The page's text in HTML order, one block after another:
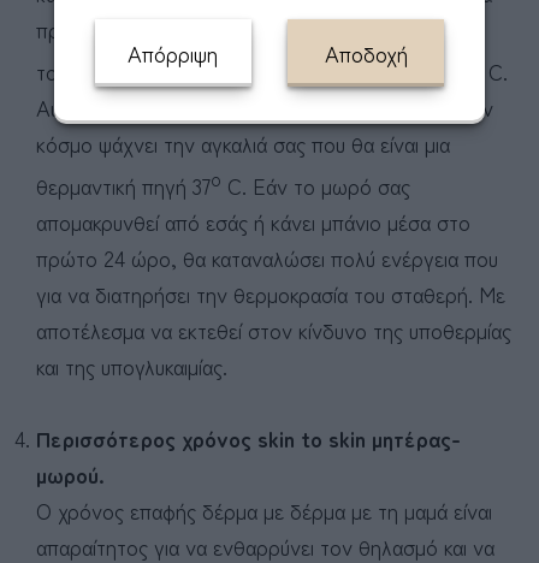
Απόρριψη Αποδοχή
πρέπει να σκεφτούμε ότι τα μωρά στο ενδομήτριο
τους περιβάλλον έχουν σταθερή θερμοκρασία 37
C.
Αυτό σημαίνει ότι το μωρό σας μόλις έρχεται στον
κόσμο ψάχνει την αγκαλιά σας που θα είναι μια
θερμαντική πηγή 37ο C. Εάν το μωρό σας
απομακρυνθεί από εσάς ή κάνει μπάνιο μέσα στο
πρώτο 24 ώρο, θα καταναλώσει πολύ ενέργεια που
για να διατηρήσει την θερμοκρασία του σταθερή. Με
αποτέλεσμα να εκτεθεί στον κίνδυνο της υποθερμίας
και της υπογλυκαιμίας.
Περισσότερος χρόνος skin to skin μητέρας-
μωρού.
Ο χρόνος επαφής δέρμα με δέρμα με τη μαμά είναι
απαραίτητος για να ενθαρρύνει τον θηλασμό και να